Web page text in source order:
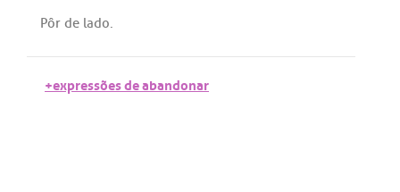
Pôr de lado.
+expressões de abandonar